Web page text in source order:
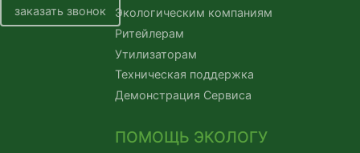
заказать звонок
Экологическим компаниям
Ритейлерам
Утилизаторам
Техническая поддержка
Демонстрация Сервиса
ПОМОЩЬ ЭКОЛОГУ